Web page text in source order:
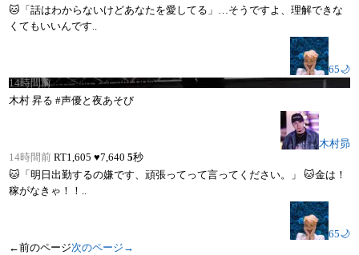
🐱「話はわからないけどあなたを愛してる」…そうですよ、理解できな
くてもいいんです..
65🌙
14時間前 RT2,480♥14,79918秒
木村 昇る #声優と夜あそび
木村昴
14時間前 RT1,605♥7,6405秒
🐱「明日出勤するの嫌です、頑張ってって言ってください。」 🐱金は！
稼がなきゃ！！..
65🌙
←前のページ次のページ→